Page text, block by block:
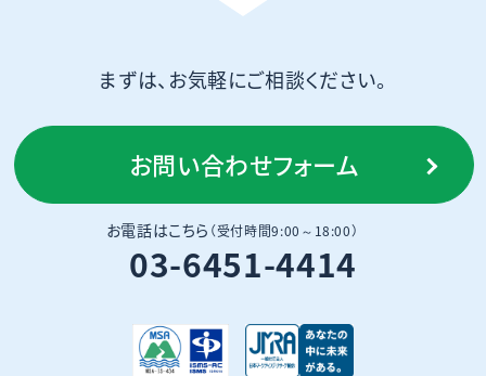
まずは、お気軽にご相談ください。
お問い合わせフォーム
お電話はこちら （受付時間9:00～18:00）
03-6451-4414